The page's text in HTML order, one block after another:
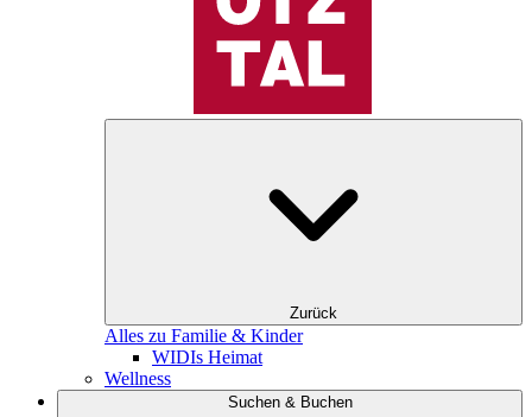
Zurück
Alles zu Familie & Kinder
WIDIs Heimat
Wellness
Suchen & Buchen